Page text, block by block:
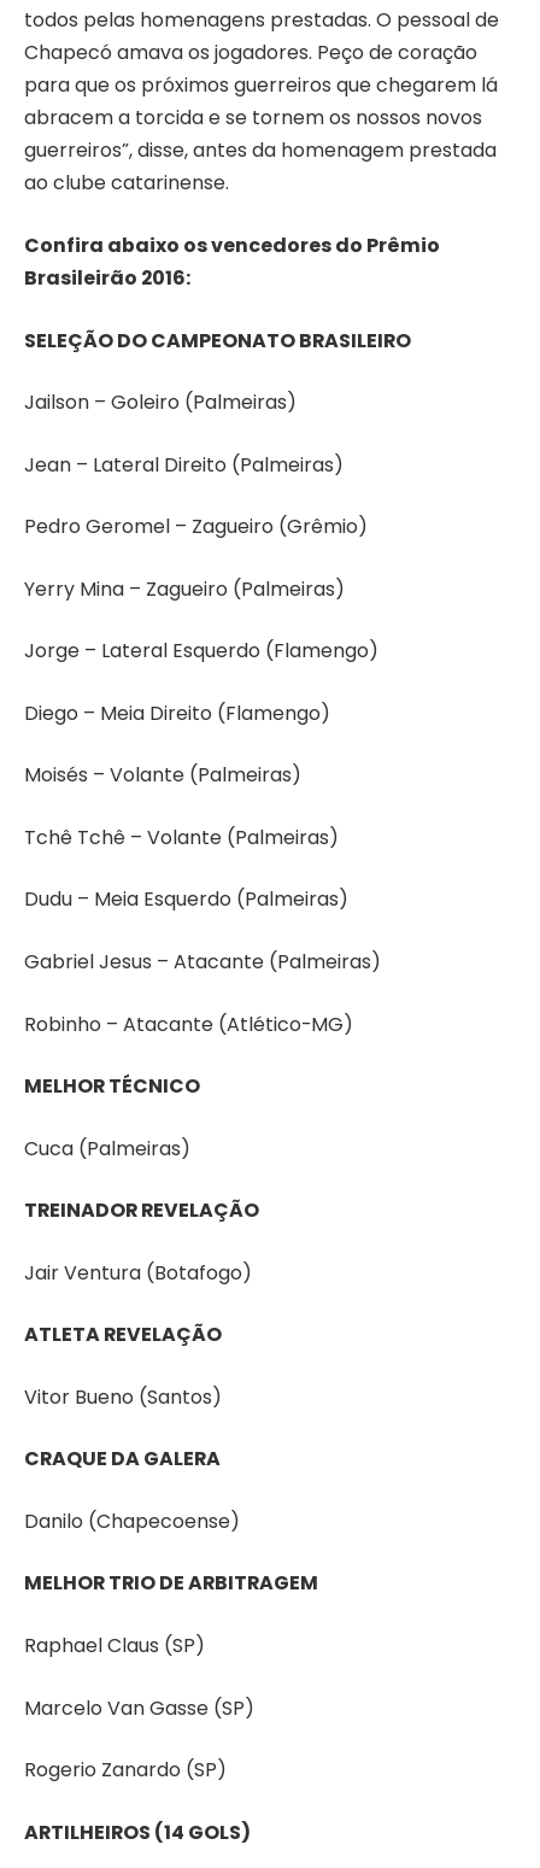
todos pelas homenagens prestadas. O pessoal de
Chapecó amava os jogadores. Peço de coração
para que os próximos guerreiros que chegarem lá
abracem a torcida e se tornem os nossos novos
guerreiros”, disse, antes da homenagem prestada
ao clube catarinense.
Confira abaixo os vencedores do Prêmio
Brasileirão 2016:
SELEÇÃO DO CAMPEONATO BRASILEIRO
Jailson – Goleiro (Palmeiras)
Jean – Lateral Direito (Palmeiras)
Pedro Geromel – Zagueiro (Grêmio)
Yerry Mina – Zagueiro (Palmeiras)
Jorge – Lateral Esquerdo (Flamengo)
Diego – Meia Direito (Flamengo)
Moisés – Volante (Palmeiras)
Tchê Tchê – Volante (Palmeiras)
Dudu – Meia Esquerdo (Palmeiras)
Gabriel Jesus – Atacante (Palmeiras)
Robinho – Atacante (Atlético-MG)
MELHOR TÉCNICO
Cuca (Palmeiras)
TREINADOR REVELAÇÃO
Jair Ventura (Botafogo)
ATLETA REVELAÇÃO
Vitor Bueno (Santos)
CRAQUE DA GALERA
Danilo (Chapecoense)
MELHOR TRIO DE ARBITRAGEM
Raphael Claus (SP)
Marcelo Van Gasse (SP)
Rogerio Zanardo (SP)
ARTILHEIROS (14 GOLS)